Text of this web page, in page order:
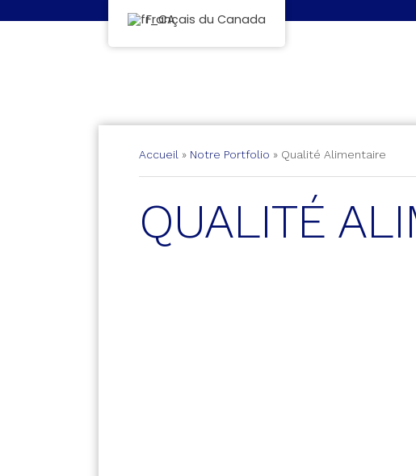
Accueil » Notre Portfolio » Qualité Alimentaire
QUALITÉ
Français du Canada